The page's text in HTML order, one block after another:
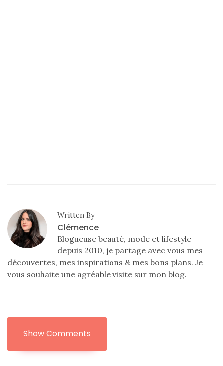
Beauté
(640)
Actualités
beauté
(10)
(54)
Favoris
et
Written By
Clémence
Blogueuse beauté, mode et lifestyle
depuis 2010, je partage avec vous mes
découvertes, mes inspirations & mes bons plans. Je
vous souhaite une agréable visite sur mon blog.
Show Comments